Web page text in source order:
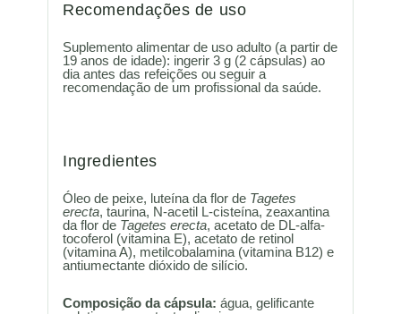
Recomendações de uso
Suplemento alimentar de uso adulto (a partir de
19 anos de idade): ingerir 3 g (2 cápsulas) ao
dia antes das refeições ou seguir a
recomendação de um profissional da saúde.
Ingredientes
Óleo de peixe, luteína da flor de Tagetes
erecta, taurina, N-acetil L-cisteína, zeaxantina
da flor de Tagetes erecta, acetato de DL-alfa-
tocoferol (vitamina E), acetato de retinol
(vitamina A), metilcobalamina (vitamina B12) e
antiumectante dióxido de silício.
Composição da cápsula: água, gelificante